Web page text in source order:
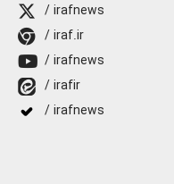
/ irafnews
/ iraf.ir
/ irafnews
/ irafir
/ irafnews